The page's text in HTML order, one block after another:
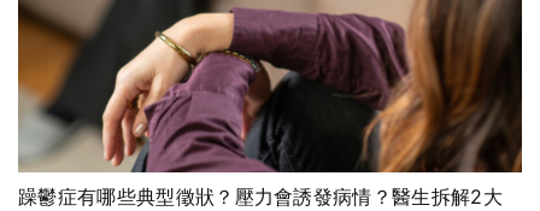
躁鬱症有哪些典型徵狀？壓力會誘發病情？醫生拆解2大